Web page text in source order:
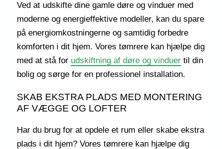
Ved at udskifte dine gamle døre og vinduer med
moderne og energieffektive modeller, kan du spare
på energiomkostningerne og samtidig forbedre
komforten i dit hjem. Vores tømrere kan hjælpe dig
med at stå for udskiftning af døre og vinduer til din
bolig og sørge for en professionel installation.
SKAB EKSTRA PLADS MED MONTERING
AF VÆGGE OG LOFTER
Har du brug for at opdele et rum eller skabe ekstra
plads i dit hjem? Vores tømrere kan hjælpe dig